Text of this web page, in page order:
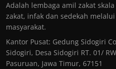
Adalah lembaga amil zakat
zakat, infak dan sedekah
masyarakat.
Kantor Pusat: Gedung Sidogiri
Sidogiri, Desa Sidogiri RT. 01/
Pasuruan, Jawa Timur, 67151